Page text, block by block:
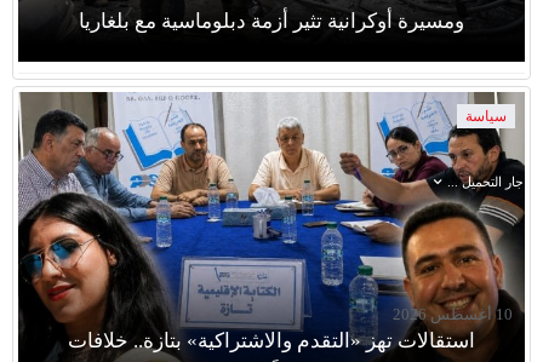
ومسيرة أوكرانية تثير أزمة دبلوماسية مع بلغاريا
سياسة
استقالات تهز «التقدم والاشتراكية» بتازة.. خلافات
10 أغسطس 2026
جار التحميل ...